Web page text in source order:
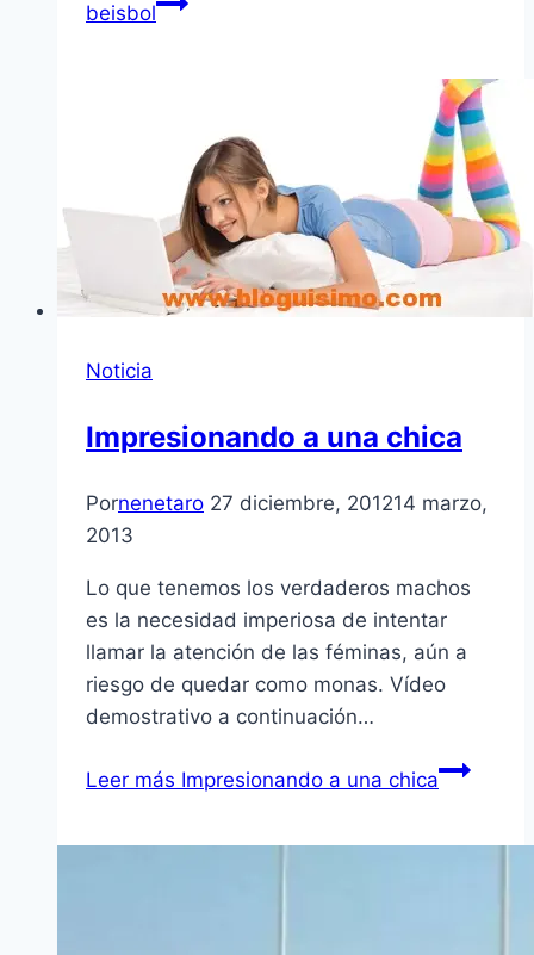
beisbol
Noticia
Impresionando a una chica
Pornenetaro 27 diciembre, 201214 marzo,
2013
Lo que tenemos los verdaderos machos
es la necesidad imperiosa de intentar
llamar la atención de las féminas, aún a
riesgo de quedar como monas. Ví­deo
demostrativo a continuación…
Leer más Impresionando a una chica